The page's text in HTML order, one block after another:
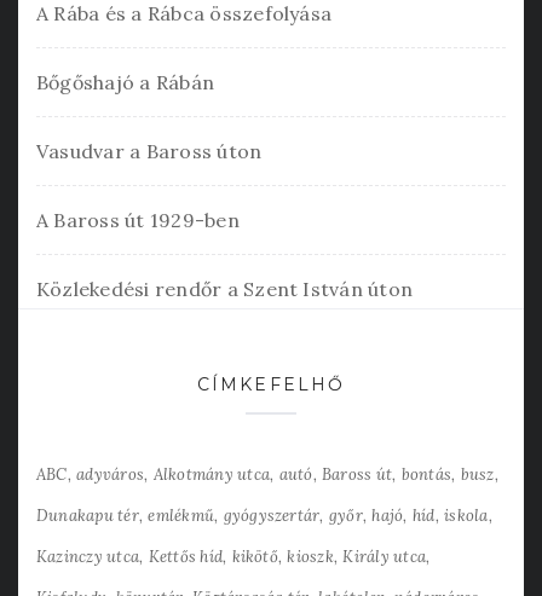
A Rába és a Rábca összefolyása
Bőgőshajó a Rábán
Vasudvar a Baross úton
A Baross út 1929-ben
Közlekedési rendőr a Szent István úton
CÍMKEFELHŐ
ABC adyváros Alkotmány utca autó Baross út bontás busz
Dunakapu tér emlékmű gyógyszertár győr hajó híd iskola
Kazinczy utca Kettős híd kikötő kioszk Király utca